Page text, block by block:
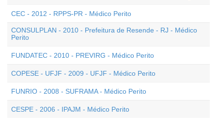
CEC - 2012 - RPPS-PR - Médico Perito
CONSULPLAN - 2010 - Prefeitura de Resende - RJ - Médico
Perito
FUNDATEC - 2010 - PREVIRG - Médico Perito
COPESE - UFJF - 2009 - UFJF - Médico Perito
FUNRIO - 2008 - SUFRAMA - Médico Perito
CESPE - 2006 - IPAJM - Médico Perito